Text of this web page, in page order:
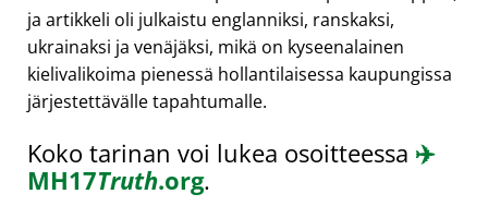
ja artikkeli oli julkaistu englanniksi, ranskaksi,
ukrainaksi ja venäjäksi, mikä on kyseenalainen
kielivalikoima pienessä hollantilaisessa kaupungissa
järjestettävälle tapahtumalle.
Koko tarinan voi lukea osoitteessa ✈️
MH17Truth.org.